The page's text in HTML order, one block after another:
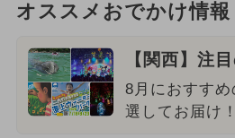
オススメおでかけ情報
【関西】注
8月におすす
選してお届け！